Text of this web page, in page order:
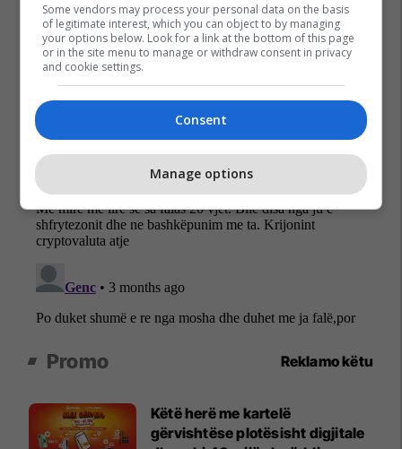
Promo Reklamo këtu
Këtë herë me kartelë
gërvishtëse plotësisht digjitale
Some vendors may process your personal data on the basis
of legitimate interest, which you can object to by managing
your options below. Look for a link at the bottom of this page
or in the site menu to manage or withdraw consent in privacy
and cookie settings.
Consent
Manage options